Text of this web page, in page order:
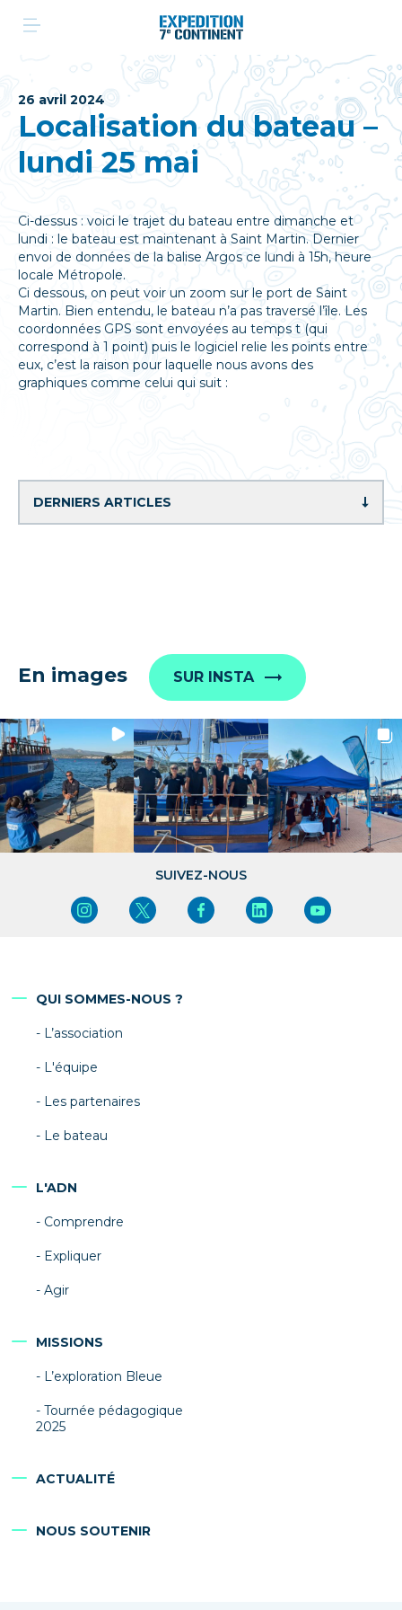
26 avril 2024
Localisation du bateau –
lundi 25 mai
Ci-dessus : voici le trajet du bateau entre dimanche et
lundi : le bateau est maintenant à Saint Martin. Dernier
envoi de données de la balise Argos ce lundi à 15h, heure
locale Métropole.
Ci dessous, on peut voir un zoom sur le port de Saint
Martin. Bien entendu, le bateau n’a pas traversé l’île. Les
coordonnées GPS sont envoyées au temps t (qui
correspond à 1 point) puis le logiciel relie les points entre
eux, c’est la raison pour laquelle nous avons des
graphiques comme celui qui suit :
En images SUR INSTA
SUIVEZ-NOUS
QUI SOMMES-NOUS ?
L’association
L'équipe
Les partenaires
Le bateau
L'ADN
Comprendre
Expliquer
Agir
MISSIONS
L’exploration Bleue
Tournée pédagogique
2025
ACTUALITÉ
NOUS SOUTENIR